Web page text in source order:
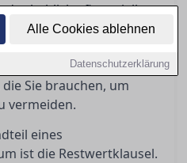
Alle Cookies ablehnen
Datenschutzerklärung
erhebliche finanzielle
stellt sich oft die
Sie den Vertrag
Dieser Artikel gibt
Sie brauchen, um
vermeiden.
eines
ist die Restwertklausel.